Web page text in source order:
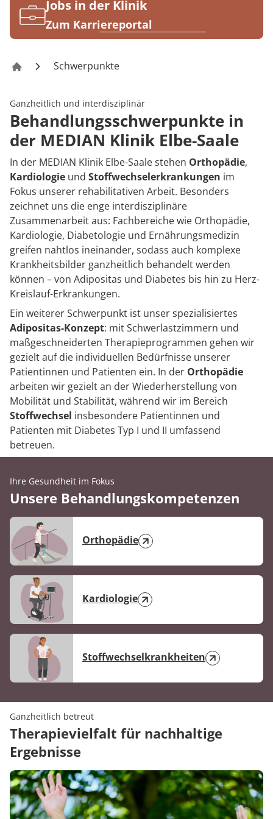
Karriere
Jobs in der Klinik
Zum Karriereportal
Klinik Elbe-Saale
Schwerpunkte
Ganzheitlich und interdisziplinär
Behandlungsschwerpunkte in
der MEDIAN Klinik Elbe-Saale
In der MEDIAN Klinik Elbe-Saale stehen Orthopädie,
Kardiologie und Stoffwechselerkrankungen im
Fokus unserer rehabilitativen Arbeit. Besonders
zeichnet uns die enge interdisziplinäre
Zusammenarbeit aus: Fachbereiche wie Orthopädie,
Kardiologie, Diabetologie und Ernährungsmedizin
greifen nahtlos ineinander, sodass auch komplexe
Krankheitsbilder ganzheitlich behandelt werden
können – von Adipositas und Diabetes bis hin zu Herz-
Kreislauf-Erkrankungen.
Ein weiterer Schwerpunkt ist unser spezialisiertes
Adipositas-Konzept: mit Schwerlastzimmern und
maßgeschneiderten Therapieprogrammen gehen wir
gezielt auf die individuellen Bedürfnisse unserer
Patientinnen und Patienten ein. In der Orthopädie
arbeiten wir gezielt an der Wiederherstellung von
Mobilität und Stabilität, während wir im Bereich
Stoffwechsel insbesondere Patientinnen und
Patienten mit Diabetes Typ I und II umfassend
betreuen.
Ihre Gesundheit im Fokus
Unsere Behandlungskompetenzen
Orthopädie
Kardiologie
Stoffwechselkrankheiten
Ganzheitlich betreut
Therapievielfalt für nachhaltige
Ergebnisse